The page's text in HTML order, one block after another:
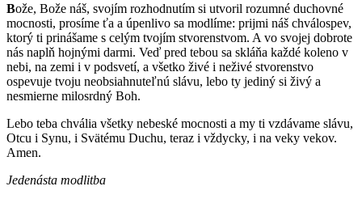
Bože, Bože náš, svojím rozhodnutím si utvoril rozumné duchovné
mocnosti, prosíme ťa a úpenlivo sa modlíme: prijmi náš chválospev,
ktorý ti prinášame s celým tvojím stvorenstvom. A vo svojej dobrote
nás naplň hojnými darmi. Veď pred tebou sa skláňa každé koleno v
nebi, na zemi i v podsvetí, a všetko živé i neživé stvorenstvo
ospevuje tvoju neobsiahnuteľnú slávu, lebo ty jediný si živý a
nesmierne milosrdný Boh.
Lebo teba chvália všetky nebeské mocnosti a my ti vzdávame slávu,
Otcu i Synu, i Svätému Duchu, teraz i vždycky, i na veky vekov.
Amen.
Jedenásta modlitba